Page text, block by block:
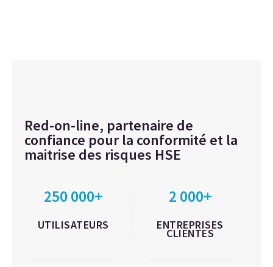
Red-on-line, partenaire de
confiance pour la conformité et la
maitrise des risques HSE
250 000+
UTILISATEURS
2 000+
ENTREPRISES
CLIENTES